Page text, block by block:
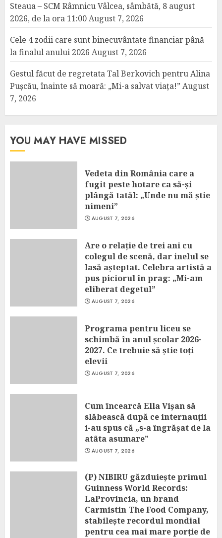
Steaua – SCM Râmnicu Vâlcea, sâmbătă, 8 august
2026, de la ora 11:00August 7, 2026
Cele 4 zodii care sunt binecuvântate financiar până
la finalul anului 2026 August 7, 2026
Gestul făcut de regretata Tal Berkovich pentru Alina
Pușcău, înainte să moară: „Mi-a salvat viața!” August
7, 2026
YOU MAY HAVE MISSED
Vedeta din România care a
fugit peste hotare ca să-și
plângă tatăl: „Unde nu mă știe
nimeni”
AUGUST 7, 2026
Are o relație de trei ani cu
colegul de scenă, dar inelul se
lasă așteptat. Celebra artistă a
pus piciorul în prag: „Mi-am
eliberat degetul”
AUGUST 7, 2026
Programa pentru liceu se
schimbă în anul școlar 2026-
2027. Ce trebuie să știe toți
elevii
AUGUST 7, 2026
Cum încearcă Ella Vișan să
slăbească după ce internauții
i-au spus că „s-a îngrășat de la
atâta asumare”
AUGUST 7, 2026
(P) NIBIRU găzduiește primul
Guinness World Records:
LaProvincia, un brand
Carmistin The Food Company,
stabilește recordul mondial
pentru cea mai mare porție de